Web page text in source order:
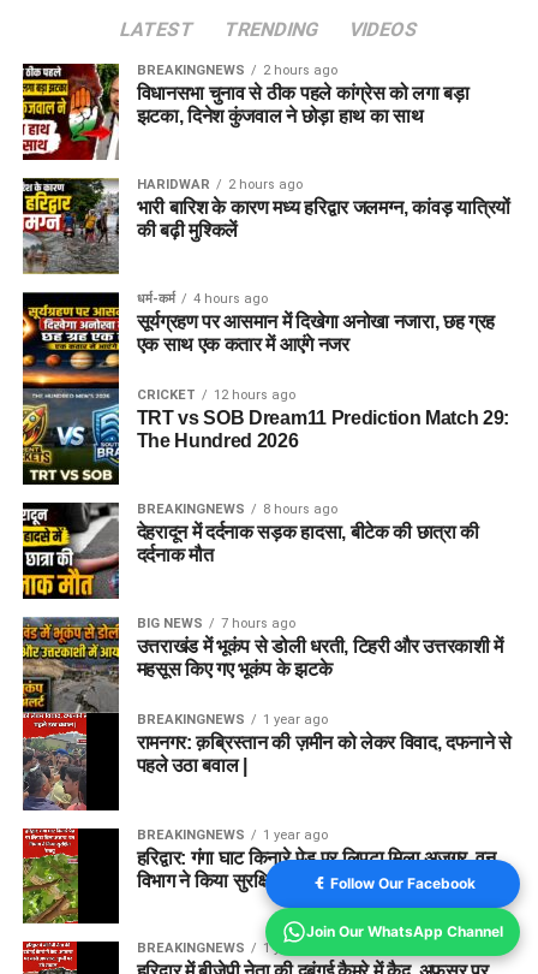
LATEST TRENDING VIDEOS
BREAKINGNEWS 2 hours ago
विधानसभा चुनाव से ठीक पहले कांग्रेस को लगा बड़ा
झटका, दिनेश कुंजवाल ने छोड़ा हाथ का साथ
HARIDWAR 2 hours ago
भारी बारिश के कारण मध्य हरिद्वार जलमग्न, कांवड़ यात्रियों
की बढ़ी मुश्किलें
धर्म-कर्म 4 hours ago
सूर्यग्रहण पर आसमान में दिखेगा अनोखा नजारा, छह ग्रह
एक साथ एक कतार में आएंगे नजर
CRICKET 12 hours ago
TRT vs SOB Dream11 Prediction Match 29:
The Hundred 2026
BREAKINGNEWS 8 hours ago
देहरादून में दर्दनाक सड़क हादसा, बीटेक की छात्रा की
दर्दनाक मौत
BIG NEWS 7 hours ago
उत्तराखंड में भूकंप से डोली धरती, टिहरी और उत्तरकाशी में
महसूस किए गए भूकंप के झटके
BREAKINGNEWS 1 year ago
रामनगर: क़ब्रिस्तान की ज़मीन को लेकर विवाद, दफनाने से
पहले उठा बवाल |
BREAKINGNEWS 1 year ago
हरिद्वार: गंगा घाट किनारे पेड़ पर लिपटा मिला अजगर, वन
विभाग ने किया सुरक्षित रेस्क्यू
BREAKINGNEWS 1 year ago
Follow Our Facebook
Join Our WhatsApp Channel